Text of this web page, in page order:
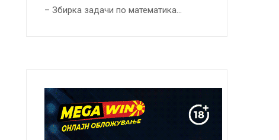
– Збирка задачи по математика…